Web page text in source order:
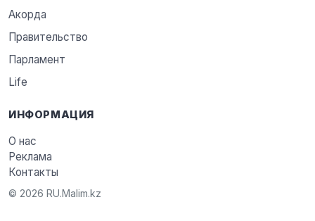
Акорда
Правительство
Парламент
Life
ИНФОРМАЦИЯ
О нас
Реклама
Контакты
© 2026 RU.Malim.kz